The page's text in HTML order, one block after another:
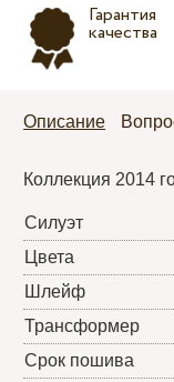
Гарантия
качества
Описание
Коллекция 2014
Силуэт
Цвета
Шлейф
Трансформер
Срок пошива